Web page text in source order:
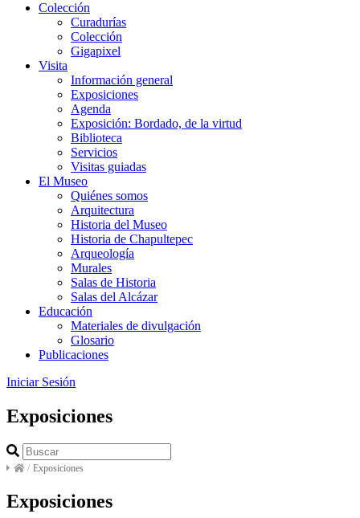
Colección
Curadurías
Colección
Gigapixel
Visita
Información general
Exposiciones
Agenda
Exposición: Bordado, de la virtud
Biblioteca
Servicios
Visitas guiadas
El Museo
Quiénes somos
Arquitectura
Historia del Museo
Historia de Chapultepec
Arqueología
Murales
Salas de Historia
Salas del Alcázar
Educación
Materiales de divulgación
Glosario
Publicaciones
Iniciar Sesión
Exposiciones
/ Exposiciones
Exposiciones